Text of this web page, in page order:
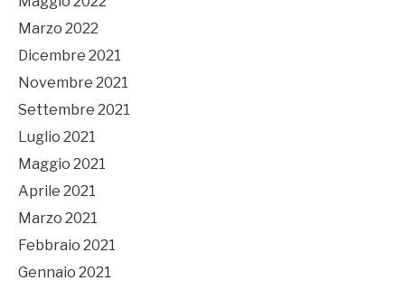
Marzo 2022
Dicembre 2021
Novembre 2021
Settembre 2021
Luglio 2021
Maggio 2021
Aprile 2021
Marzo 2021
Febbraio 2021
Gennaio 2021